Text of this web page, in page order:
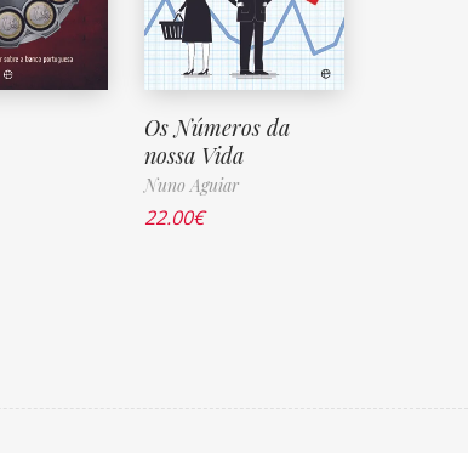
Os Números da
nossa Vida
Nuno Aguiar
22.00€